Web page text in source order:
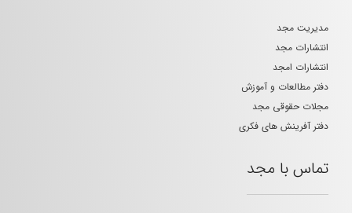
مدیریت مجد
انتشارات مجد
انتشارات امجد
دفتر مطالعات و آموزش
مجلات حقوقی مجد
دفتر آفرینش های فکری
تماس با مجد